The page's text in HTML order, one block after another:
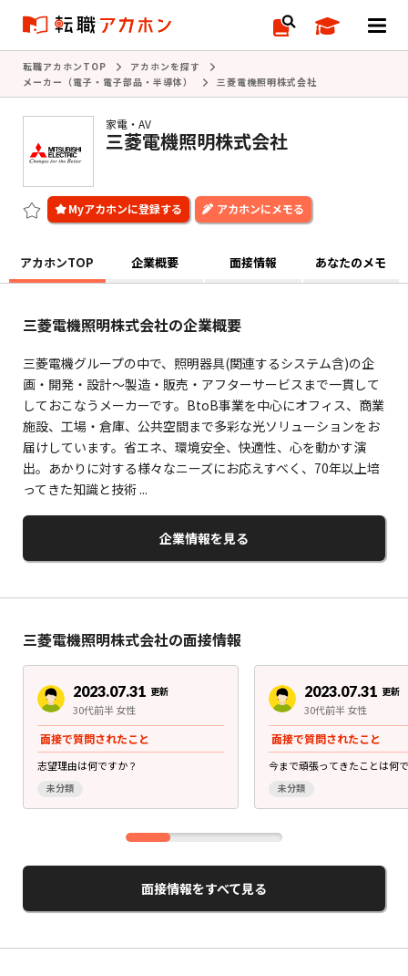
転職アカホンTOP
アカホンを探す
メーカー（電子・電子部品・半導体）
三菱電機照明株式会社
家電・AV
三菱電機照明株式会社
アカホンにメモる
アカホンTOP 企業概要 面接情報 あなたのメモ
三菱電機照明株式会社の企業概要
三菱電機グループの中で、照明器具(関連するシステム含)の企
画・開発・設計～製造・販売・アフターサービスまで一貫して
しておこなうメーカーです。BtoB事業を中心にオフィス、商業
施設、工場・倉庫、公共空間まで多彩な光ソリューションをお
届けしています。省エネ、環境安全、快適性、心を動かす演
出。あかりに対する様々なニーズにお応えすべく、70年以上培
ってきた知識と技術 ...
企業情報を見る
三菱電機照明株式会社の面接情報
2023.07.31 更新
30代前半 女性
面接で質問されたこと
志望理由は何ですか？
未分類
2023.07.31 更新
30代前半 女性
面接で質問されたこと
今まで頑張ってきたことは何
未分類
面接情報をすべて見る